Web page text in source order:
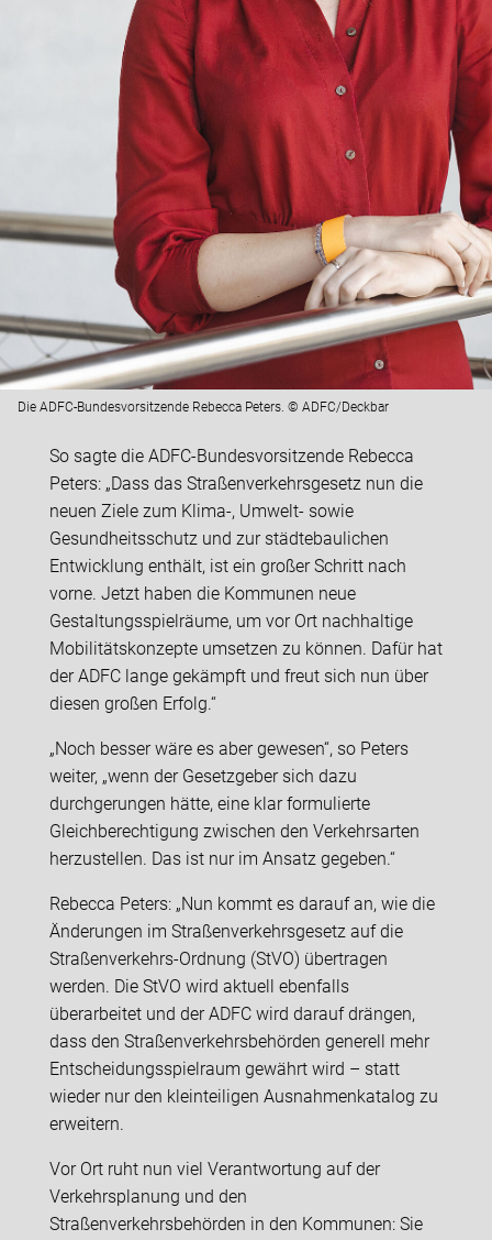
Die ADFC-Bundesvorsitzende Rebecca Peters. © ADFC/Deckbar
So sagte die ADFC-Bundesvorsitzende Rebecca
Peters: „Dass das Straßenverkehrsgesetz nun die
neuen Ziele zum Klima-, Umwelt- sowie
Gesundheitsschutz und zur städtebaulichen
Entwicklung enthält, ist ein großer Schritt nach
vorne. Jetzt haben die Kommunen neue
Gestaltungsspielräume, um vor Ort nachhaltige
Mobilitätskonzepte umsetzen zu können. Dafür hat
der ADFC lange gekämpft und freut sich nun über
diesen großen Erfolg.“
„Noch besser wäre es aber gewesen“, so Peters
weiter, „wenn der Gesetzgeber sich dazu
durchgerungen hätte, eine klar formulierte
Gleichberechtigung zwischen den Verkehrsarten
herzustellen. Das ist nur im Ansatz gegeben.“
Rebecca Peters: „Nun kommt es darauf an, wie die
Änderungen im Straßenverkehrsgesetz auf die
Straßenverkehrs-Ordnung (StVO) übertragen
werden. Die StVO wird aktuell ebenfalls
überarbeitet und der ADFC wird darauf drängen,
dass den Straßenverkehrsbehörden generell mehr
Entscheidungsspielraum gewährt wird – statt
wieder nur den kleinteiligen Ausnahmenkatalog zu
erweitern.
Vor Ort ruht nun viel Verantwortung auf der
Verkehrsplanung und den
Straßenverkehrsbehörden in den Kommunen: Sie